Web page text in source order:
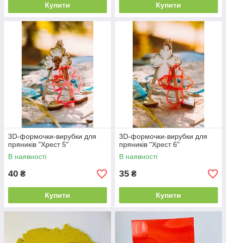
Купити Купити
3D-формочки-вирубки для
пряників "Хрест 5"
В наявності
40 ₴
Купити
3D-формочки-вирубки для
пряників "Хрест 6"
В наявності
35 ₴
Купити